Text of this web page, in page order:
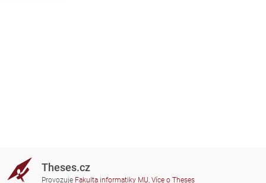
Theses.cz
Provozuje Fakulta informatiky MU, Více o Theses